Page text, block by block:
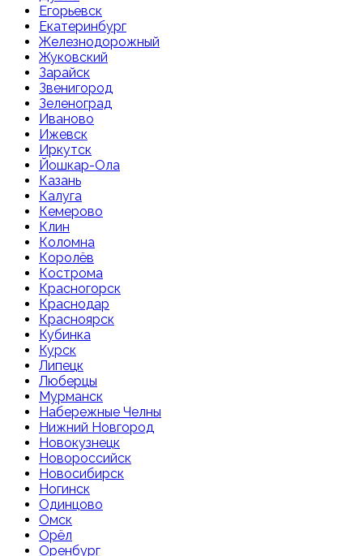
Егорьевск
Екатеринбург
Железнодорожный
Жуковский
Зарайск
Звенигород
Зеленоград
Иваново
Ижевск
Иркутск
Йошкар-Ола
Казань
Калуга
Кемерово
Клин
Коломна
Королёв
Кострома
Красногорск
Краснодар
Красноярск
Кубинка
Курск
Липецк
Люберцы
Мурманск
Набережные Челны
Нижний Новгород
Новокузнецк
Новороссийск
Новосибирск
Ногинск
Одинцово
Омск
Орёл
Оренбург